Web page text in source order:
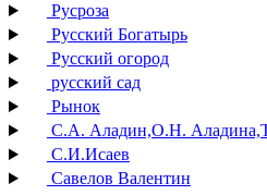
Русроза
Русский Богатырь
Русский огород
русский сад
Рынок
С.А. Аладин,О.Н.
С.И.Исаев
Савелов Валентин